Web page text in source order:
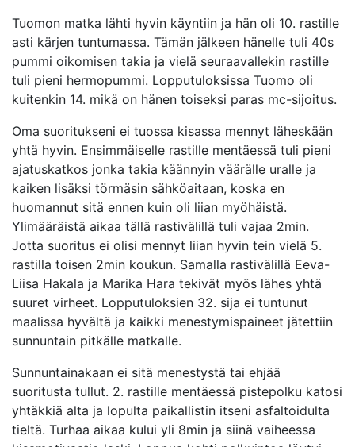
Tuomon matka lähti hyvin käyntiin ja hän oli 10. rastille
asti kärjen tuntumassa. Tämän jälkeen hänelle tuli 40s
pummi oikomisen takia ja vielä seuraavallekin rastille
tuli pieni hermopummi. Lopputuloksissa Tuomo oli
kuitenkin 14. mikä on hänen toiseksi paras mc-sijoitus.
Oma suoritukseni ei tuossa kisassa mennyt läheskään
yhtä hyvin. Ensimmäiselle rastille mentäessä tuli pieni
ajatuskatkos jonka takia käännyin väärälle uralle ja
kaiken lisäksi törmäsin sähköaitaan, koska en
huomannut sitä ennen kuin oli liian myöhäistä.
Ylimääräistä aikaa tällä rastivälillä tuli vajaa 2min.
Jotta suoritus ei olisi mennyt liian hyvin tein vielä 5.
rastilla toisen 2min koukun. Samalla rastivälillä Eeva-
Liisa Hakala ja Marika Hara tekivät myös lähes yhtä
suuret virheet. Lopputuloksien 32. sija ei tuntunut
maalissa hyvältä ja kaikki menestymispaineet jätettiin
sunnuntain pitkälle matkalle.
Sunnuntainakaan ei sitä menestystä tai ehjää
suoritusta tullut. 2. rastille mentäessä pistepolku katosi
yhtäkkiä alta ja lopulta paikallistin itseni asfaltoidulta
tieltä. Turhaa aikaa kului yli 8min ja siinä vaiheessa